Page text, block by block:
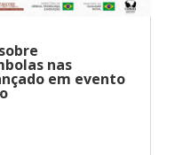
nas
em evento